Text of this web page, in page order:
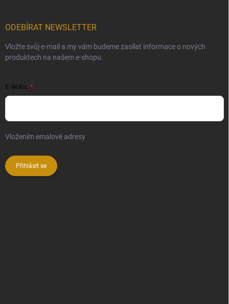
ODEBÍRAT NEWSLETTER
Vložte svůj e-mail a my vám budeme zasílat informace o nových
produktech na našem e-shopu.
E-MAIL
Vložením emalové adresy
Přihlásit se